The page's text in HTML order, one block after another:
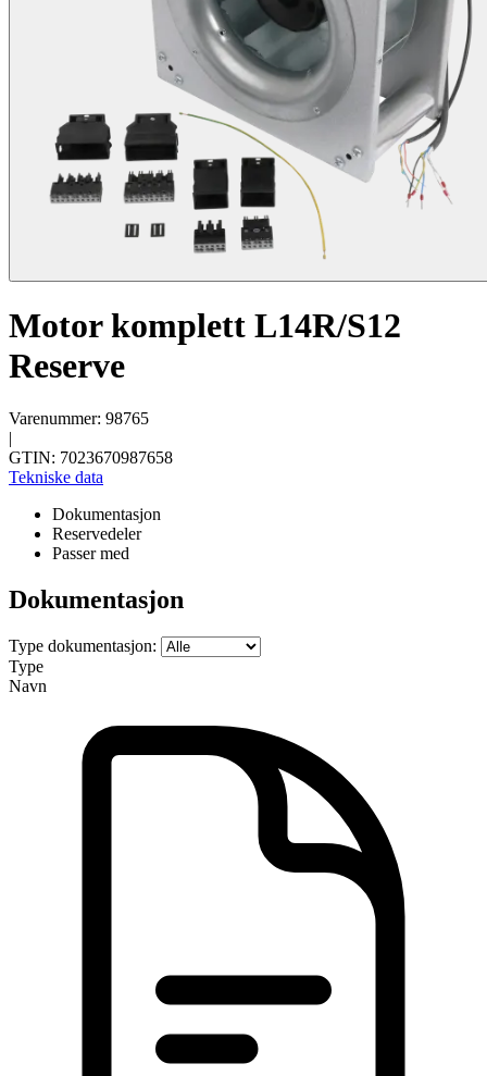
Motor komplett L14R/S12
Reserve
Varenummer: 98765
|
GTIN: 7023670987658
Tekniske data
Dokumentasjon
Reservedeler
Passer med
Dokumentasjon
Type dokumentasjon:
Type
Navn